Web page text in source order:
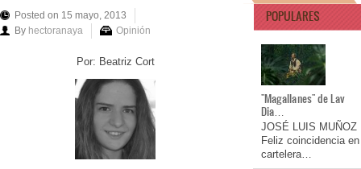
Posted on 15 mayo, 2013
By hectoranaya Opinión
Por: Beatriz Cort
POPULARES
"Magallanes" de Lav
Dia…
JOSÉ LUIS MUÑOZ
Feliz coincidencia en
cartelera…